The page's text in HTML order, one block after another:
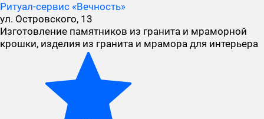
Ритуал-сервис «Вечность»
ул. Островского, 13
Изготовление памятников из гранита и мраморной
крошки, изделия из гранита и мрамора для интерьера